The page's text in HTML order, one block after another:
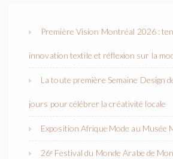
Première Vision Montréal 2026 :
innovation textile et réflexion sur la
La toute première Semaine Design
jours pour célébrer la créativité locale
Exposition Afrique Mode au Musée
26ᵉ Festival du Monde Arabe de